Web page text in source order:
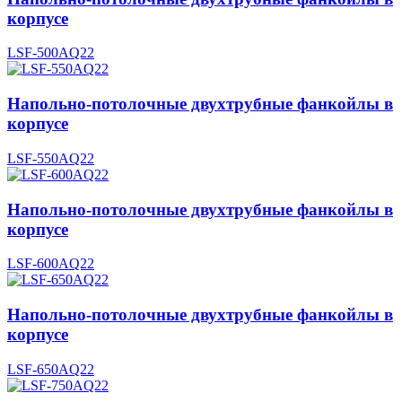
корпусе
LSF-500AQ22
Напольно-потолочные двухтрубные фанкойлы в
корпусе
LSF-550AQ22
Напольно-потолочные двухтрубные фанкойлы в
корпусе
LSF-600AQ22
Напольно-потолочные двухтрубные фанкойлы в
корпусе
LSF-650AQ22